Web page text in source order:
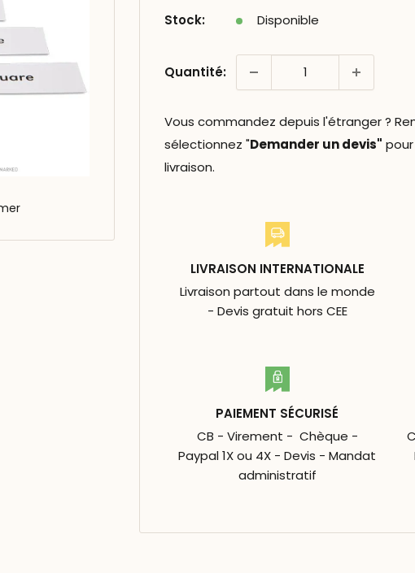
Stock: Disponible
Quantité:
Vous commandez depuis l'étranger ?
sélectionnez "Demander un devis"
livraison.
LIVRAISON INTERNATIONALE
Livraison partout dans le monde
- Devis gratuit hors CEE
PAIEMENT SÉCURISÉ
CB - Virement - Chèque -
Paypal 1X ou 4X - Devis - Mandat
administratif